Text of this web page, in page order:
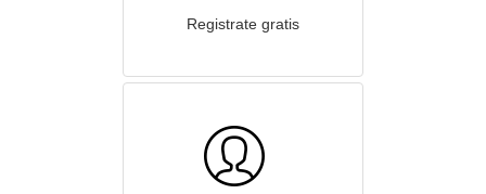
Registrate gratis